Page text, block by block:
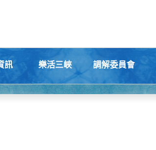
訊
+
樂活三峽
調解委員會